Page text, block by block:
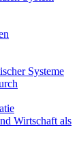
Systeme
Wirtschaft als